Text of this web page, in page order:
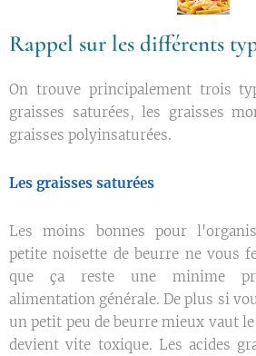
Rappel sur les différents
On trouve principalement trois
graisses saturées, les graisses
graisses polyinsaturées.
Les graisses saturées
Les moins bonnes pour
petite noisette de beurre ne vous
que ça reste une minime
alimentation générale. De plus si
un petit peu de beurre mieux vaut
devient vite toxique. Les acides